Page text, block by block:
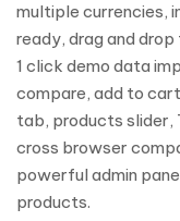
multiple currencies,
ready, drag and
1 click demo data
compare, add to
tab, products slider,
cross browser
powerful admin
products.